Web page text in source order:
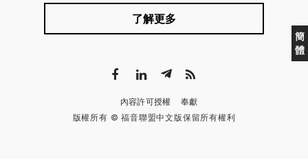
簡
體
了解更多
內容許可授權
奉獻
版權所有 © 福音聯盟中文版保留所有權利